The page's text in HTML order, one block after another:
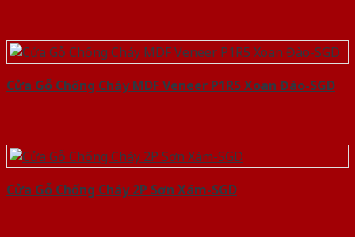
Cửa Gỗ Chống Cháy MDF Veneer P1R5 Xoan Đào-SGD
Cửa Gỗ Chống Cháy 2P Sơn Xám-SGD